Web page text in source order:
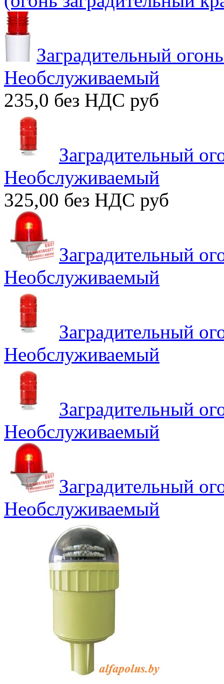
Заградительный
Необслуживаемый
235,0 без НДС руб
Заградительный
Необслуживаемый
325,00 без НДС руб
Заградительный
Необслуживаемый
Заградительный
Необслуживаемый
Заградительный
Необслуживаемый
Заградительный
Необслуживаемый